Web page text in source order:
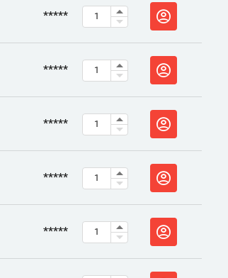
*****
*****
*****
*****
*****